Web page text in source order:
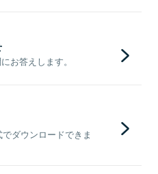
お答えします。
ダウンロードできま